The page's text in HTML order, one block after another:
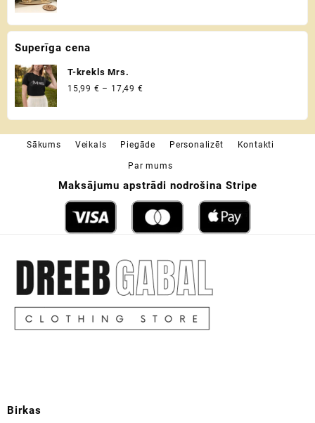
5,00 €
Superīga cena
T-krekls Mrs.
15,99 € – 17,49 €
through
17,49 €
Sākums Veikals Piegāde Personalizēt Kontakti
Par mums
Maksājumu apstrādi nodrošina Stripe
Birkas